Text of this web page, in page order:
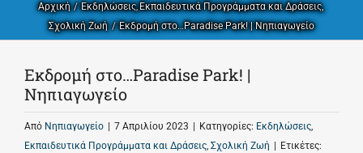
Αρχική Εκδηλώσεις Εκπαιδευτικά Προγράμματα και Δράσεις
Σχολική Ζωή
Εκδρομή στο…Paradise Park! | Νηπιαγωγείο
Εκδρομή στο…Paradise Park! |
Νηπιαγωγείο
Από Νηπιαγωγείο 7 Απριλίου 2023 Κατηγορίες: Εκδηλώσεις,
Εκπαιδευτικά Προγράμματα και Δράσεις, Σχολική Ζωή
Ετικέτες: